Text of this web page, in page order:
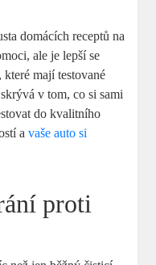
domácích receptů na
ale je lepší se
mají testované
v tom, co si sami
do kvalitního
avaše auto si
proti